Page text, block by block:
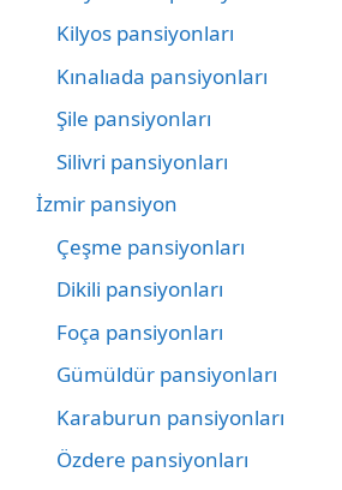
Kilyos pansiyonları
Kınalıada pansiyonları
Şile pansiyonları
Silivri pansiyonları
İzmir pansiyon
Çeşme pansiyonları
Dikili pansiyonları
Foça pansiyonları
Gümüldür pansiyonları
Karaburun pansiyonları
Özdere pansiyonları